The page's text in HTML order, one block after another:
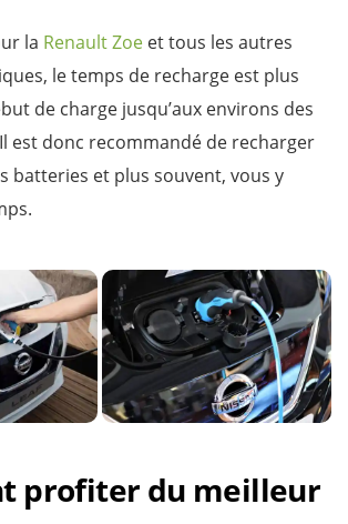
la Renault Zoe et tous les autres
le temps de recharge est plus
de charge jusqu’aux environs des
est donc recommandé de recharger
batteries et plus souvent, vous y
profiter du meilleur